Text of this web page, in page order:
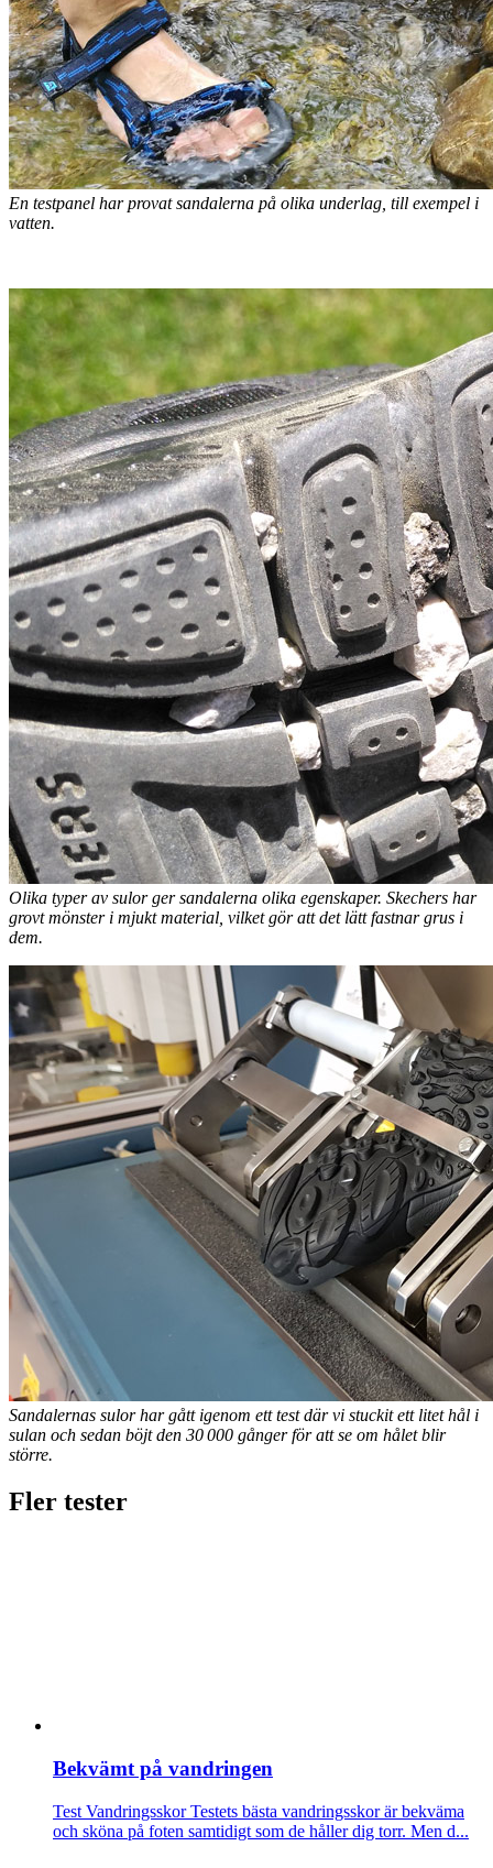
En testpanel har provat sandalerna på olika underlag, till exempel i
vatten.
Olika typer av sulor ger sandalerna olika egenskaper. Skechers har
grovt mönster i mjukt material, vilket gör att det lätt fastnar grus i
dem.
Sandalernas sulor har gått igenom ett test där vi stuckit ett litet hål i
sulan och sedan böjt den 30 000 gånger för att se om hålet blir
större.
Fler tester
Bekvämt på vandringen
Test VandringsskorTestets bästa vandringsskor är bekväma
och sköna på foten samtidigt som de håller dig torr. Men d...